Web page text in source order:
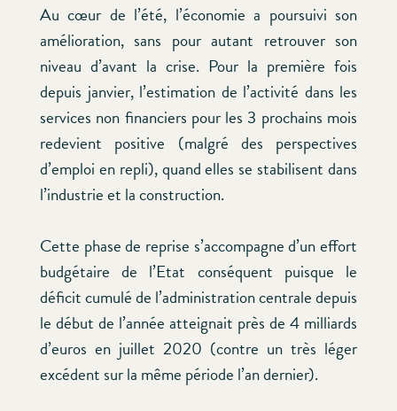
Au cœur de l’été, l’économie a poursuivi son
amélioration, sans pour autant retrouver son
niveau d’avant la crise. Pour la première fois
depuis janvier, l’estimation de l’activité dans les
services non financiers pour les 3 prochains mois
redevient positive (malgré des perspectives
d’emploi en repli), quand elles se stabilisent dans
l’industrie et la construction.
Cette phase de reprise s’accompagne d’un effort
budgétaire de l’Etat conséquent puisque le
déficit cumulé de l’administration centrale depuis
le début de l’année atteignait près de 4 milliards
d’euros en juillet 2020 (contre un très léger
excédent sur la même période l’an dernier).